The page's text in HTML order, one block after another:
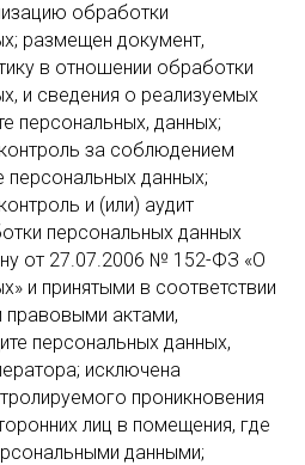
обработки
размещен документ,
в отношении обработки
и сведения о реализуемых
персональных, данных;
за соблюдением
персональных данных;
и (или) аудит
персональных данных
от 27.07.2006 № 152-ФЗ «О
и принятыми в соответствии
актами,
персональных данных,
исключена
проникновения
лиц в помещения, где
данными;